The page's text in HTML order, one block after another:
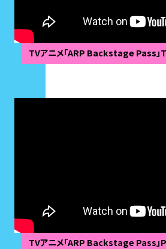
TVアニメ「ARP Backstage Pass」
TVアニメ「ARP Backstage Pass」